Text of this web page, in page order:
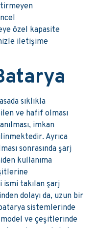
özel kapasite
iletişime
sıklıkla
ve hafif olması
imkan
Ayrıca
sonrasında şarj
kullanıma
takılan şarj
dolayı da, uzun bir
sistemlerinde
ve çeşitlerinde